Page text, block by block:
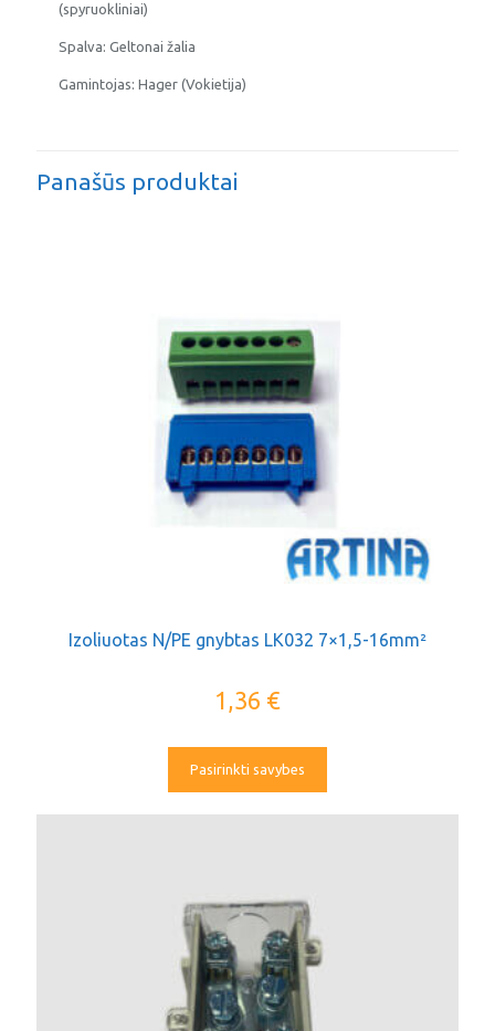
(spyruokliniai)
Spalva: Geltonai žalia
Gamintojas: Hager (Vokietija)
Panašūs produktai
Izoliuotas N/PE gnybtas LK032 7×1,5-16mm²
1,36 €
Pasirinkti savybes